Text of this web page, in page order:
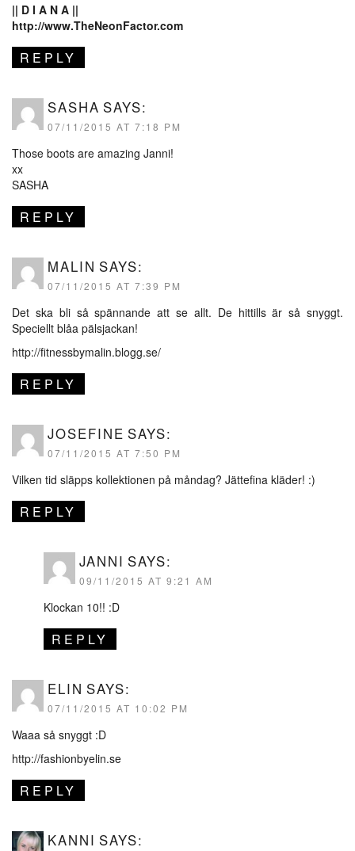
|| D I A N A ||
http://www.TheNeonFactor.com
REPLY
SASHA SAYS:
07/11/2015 AT 7:18 PM
Those boots are amazing Janni!
xx
SASHA
REPLY
MALIN SAYS:
07/11/2015 AT 7:39 PM
Det ska bli så spännande att se allt. De hittills är så snyggt.
Speciellt blåa pälsjackan!
http://fitnessbymalin.blogg.se/
REPLY
JOSEFINE SAYS:
07/11/2015 AT 7:50 PM
Vilken tid släpps kollektionen på måndag? Jättefina kläder! :)
REPLY
JANNI SAYS:
09/11/2015 AT 9:21 AM
Klockan 10!! :D
REPLY
ELIN SAYS:
07/11/2015 AT 10:02 PM
Waaa så snyggt :D
http://fashionbyelin.se
REPLY
KANNI SAYS: